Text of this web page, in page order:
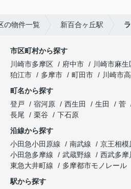
の物件一覧 新百合ヶ丘駅
市区町村から探す
川崎市多摩区
府中市 川崎市麻生
狛江市
多摩市 町田市 川崎市
町名から探す
登戸
宿河原 西生田 生田 菅
長尾
栗谷
下石原
沿線から探す
小田急小田原線
南武線 京王相模
小田急多摩線
武蔵野線 西武多摩
東急大井町線
多摩都市モノレール
駅から探す